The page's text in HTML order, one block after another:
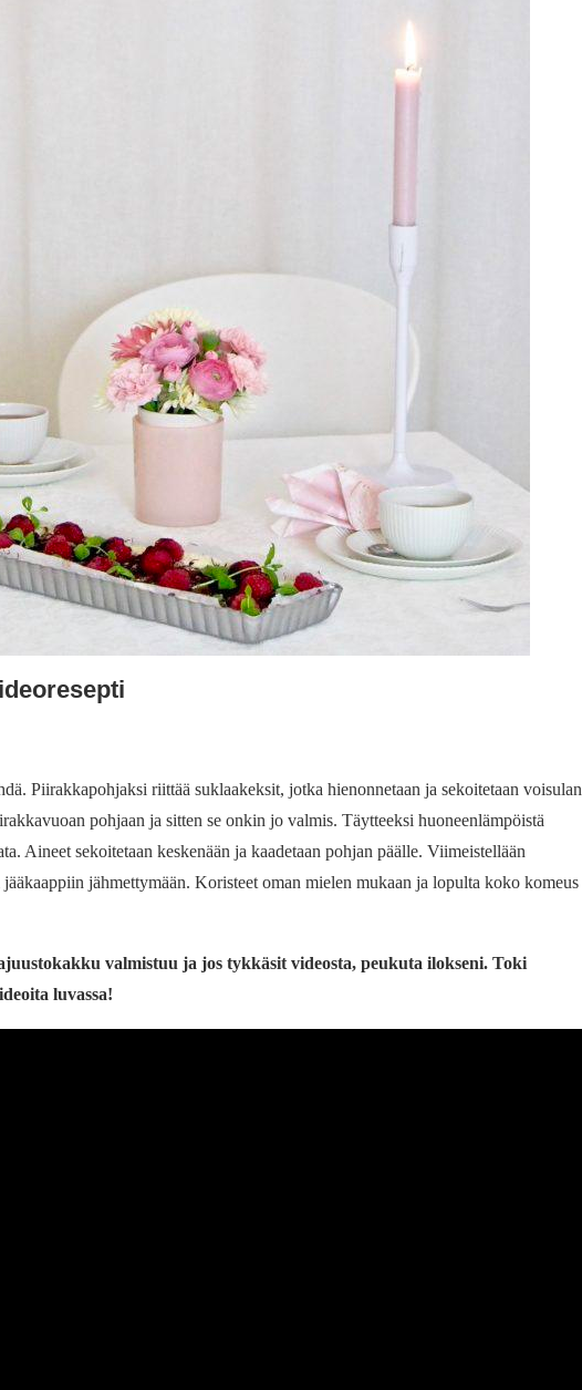
Piirakkapohjaksi riittää suklaakeksit, jotka hienonnetaan ja sekoitetaan voisulan
pohjaan ja sitten se onkin jo valmis. Täytteeksi huoneenlämpöistä
Aineet sekoitetaan keskenään ja kaadetaan pohjan päälle. Viimeistellään
jähmettymään. Koristeet oman mielen mukaan ja lopulta koko komeus
valmistuu ja jos tykkäsit videosta, peukuta ilokseni. Toki
luvassa!